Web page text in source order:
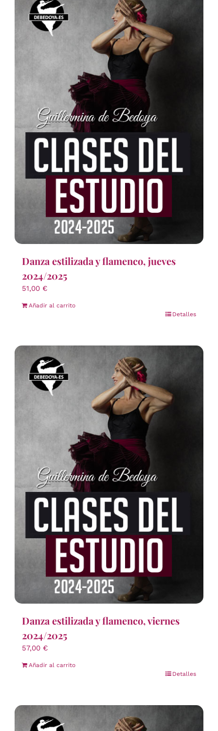
Danza estilizada y flamenco, jueves
2024/2025
51,00 €
Añadir al carrito
Detalles
Danza estilizada y flamenco, viernes
2024/2025
57,00 €
Añadir al carrito
Detalles